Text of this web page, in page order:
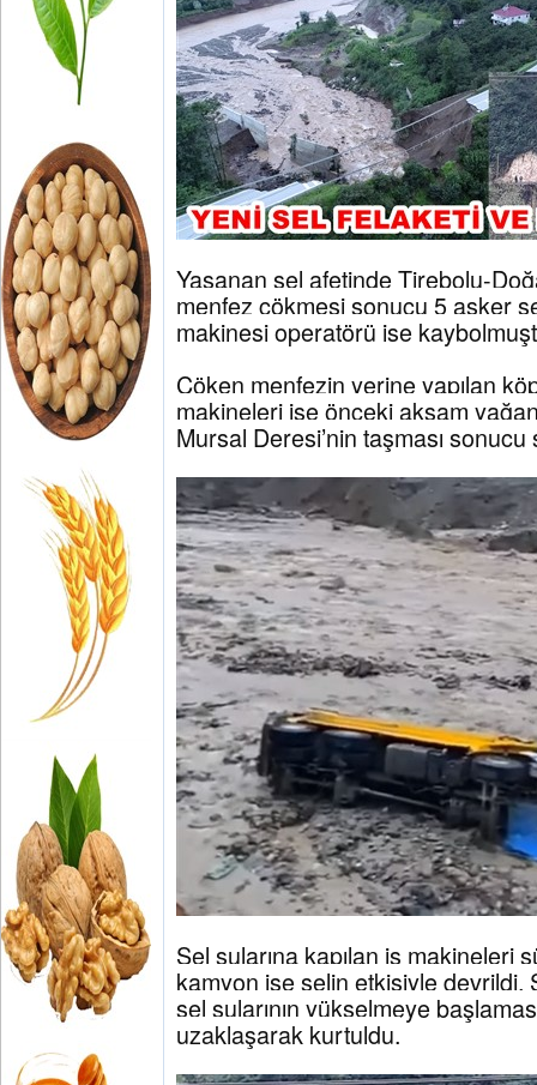
Yaşanan sel afetinde Tirebolu-
menfez çökmesi sonucu 5 asker
makinesi operatörü ise
Çöken menfezin yerine yapılan
makineleri ise önceki akşam
Mursal Deresi’nin taşması sonucu
Sel sularına kapılan iş makineleri
kamyon ise selin etkisiyle devrildi.
sel sularının yükselmeye
uzaklaşarak kurtuldu.